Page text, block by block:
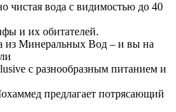
чистая вода с видимостью до 40
и их обитателей.
из Минеральных Вод – и вы на
с разнообразным питанием и
предлагает потрясающий